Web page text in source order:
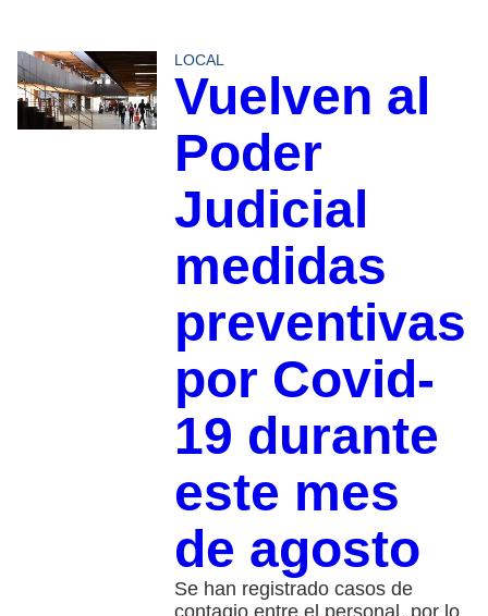
LOCAL
Vuelven al
Poder
Judicial
medidas
preventivas
por Covid-
19 durante
este mes
de agosto
Se han registrado casos de